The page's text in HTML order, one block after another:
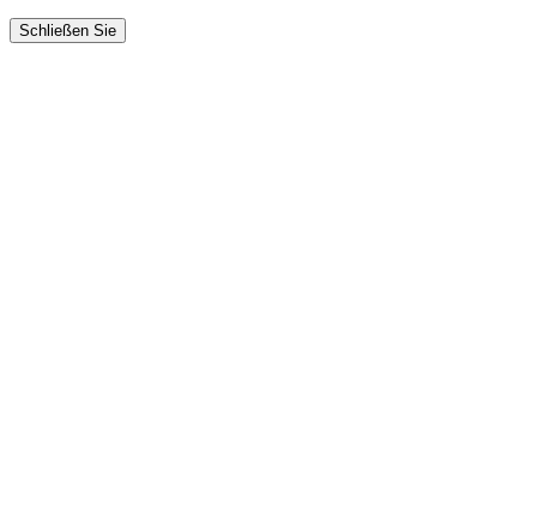
Schließen Sie